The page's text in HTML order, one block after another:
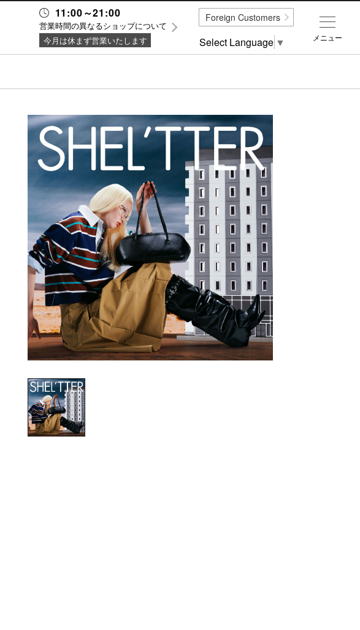
11:00～21:00
営業時間の異なるショップについて
今月は休まず営業いたします
メニュー
Foreign Customers
Select Language ▼